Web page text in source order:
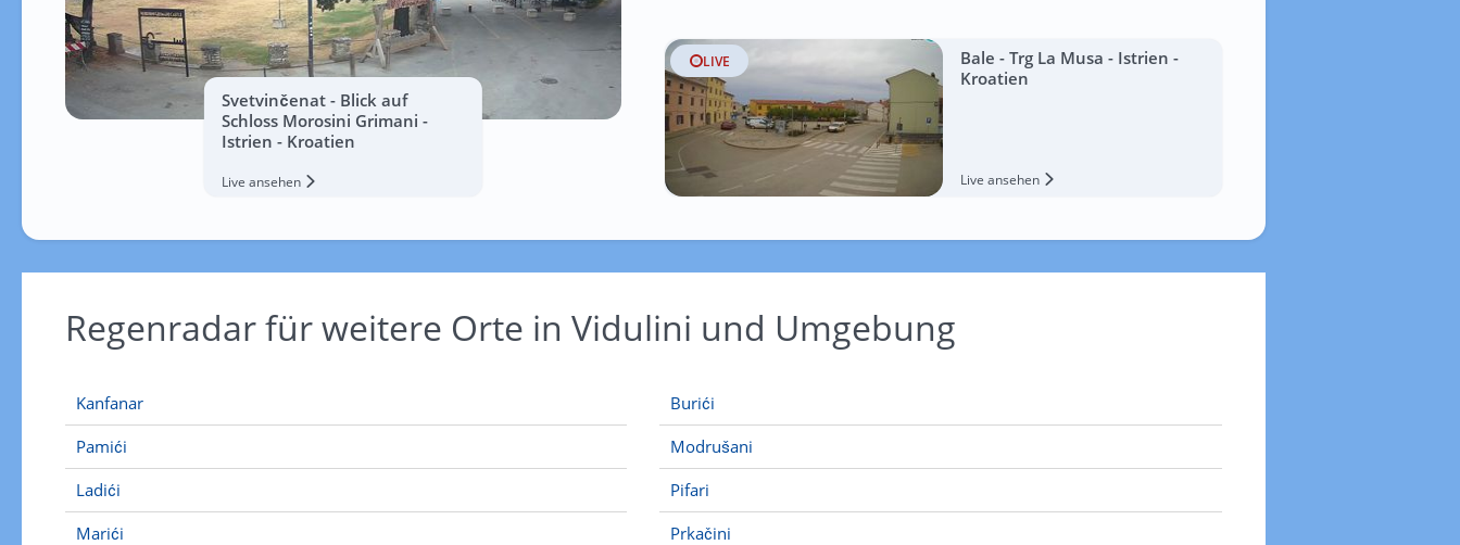
Svetvinčenat - Blick auf
Schloss Morosini Grimani -
Istrien - Kroatien
Live ansehen
LIVE
Bale - Trg La Musa - Istrien -
Kroatien
Live ansehen
Regenradar für weitere Orte in Vidulini und Umgebung
Kanfanar
Pamići
Ladići
Marići
Burići
Modrušani
Pifari
Prkačini